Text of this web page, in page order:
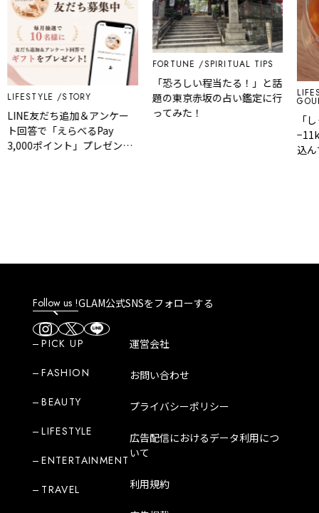
LIFESTYLE STORY
LINE友だち追加＆アンケー
ト回答で「えらべるPay
3,000ポイント」プレゼント
FORTUNE SPIRITUAL TIPS
「恐ろしい程当たる！」と話
題の東京赤坂の占い鑑定に行
ってみた！
「
込
Follow us !GLAM公式SNSをフォローする
PICK UP
FASHION
BEAUTY
LIFESTYLE
ENTERTAINMENT
TRAVEL
運営会社
お問い合わせ
プライバシーポリシー
広告配信におけるデータ利用につ
いて
利用規約